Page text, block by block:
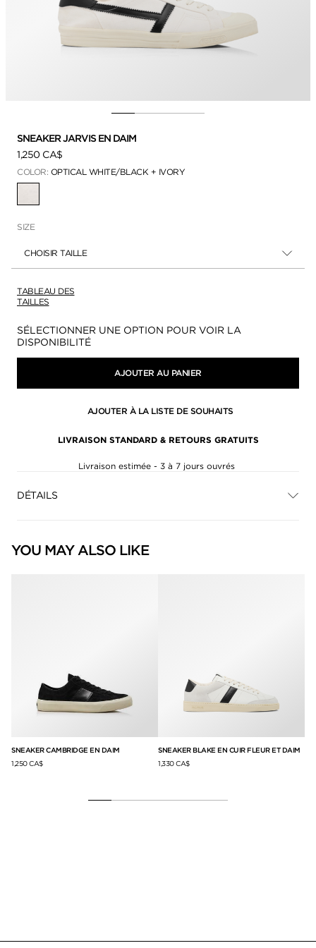
SNEAKER JARVIS EN DAIM
1,250 CA$
COLOR: OPTICAL WHITE/BLACK + IVORY
SIZE
CHOISIR TAILLE
TABLEAU DES
TAILLES
Disponibilité:
SÉLECTIONNER UNE OPTION POUR VOIR LA
DISPONIBILITÉ
AJOUTER AU PANIER
AJOUTER À LA LISTE DE SOUHAITS
LIVRAISON STANDARD & RETOURS GRATUITS
Livraison estimée - 3 à 7 jours ouvrés
DÉTAILS
YOU MAY ALSO LIKE
SNEAKER CAMBRIDGE EN DAIM
1,250 CA$
SNEAKER BLAKE EN CUIR FLEUR ET DAIM
1,330 CA$